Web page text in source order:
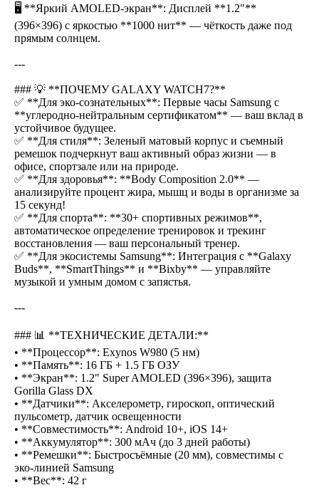
🖥️ **Яркий AMOLED-экран**: Дисплей **1.2"**
(396×396) с яркостью **1000 нит** — чёткость даже под
прямым солнцем.
---
### 💡 **ПОЧЕМУ GALAXY WATCH7?**
✅ **Для эко-сознательных**: Первые часы Samsung с
**углеродно-нейтральным сертификатом** — ваш вклад в
устойчивое будущее.
✅ **Для стиля**: Зеленый матовый корпус и съемный
ремешок подчеркнут ваш активный образ жизни — в
офисе, спортзале или на природе.
✅ **Для здоровья**: **Body Composition 2.0** —
анализируйте процент жира, мышц и воды в организме за
15 секунд!
✅ **Для спорта**: **30+ спортивных режимов**,
автоматическое определение тренировок и трекинг
восстановления — ваш персональный тренер.
✅ **Для экосистемы Samsung**: Интеграция с **Galaxy
Buds**, **SmartThings** и **Bixby** — управляйте
музыкой и умным домом с запястья.
---
### 📊 **ТЕХНИЧЕСКИЕ ДЕТАЛИ:**
• **Процессор**: Exynos W980 (5 нм)
• **Память**: 16 ГБ + 1.5 ГБ ОЗУ
• **Экран**: 1.2" Super AMOLED (396×396), защита
Gorilla Glass DX
• **Датчики**: Акселерометр, гироскоп, оптический
пульсометр, датчик освещенности
• **Совместимость**: Android 10+, iOS 14+
• **Аккумулятор**: 300 мАч (до 3 дней работы)
• **Ремешки**: Быстросъёмные (20 мм), совместимы с
эко-линией Samsung
• **Вес**: 42 г